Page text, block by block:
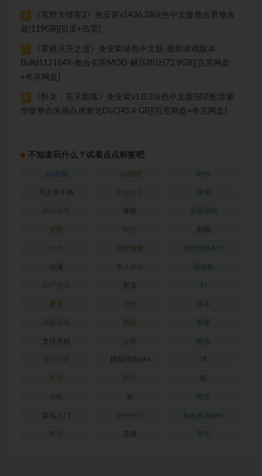
6
《荒野大镖客2》免安装v1436.28绿色中文版整合置修改
器[119GB][百度+迅雷]
7
《霍格沃茨之遗》免安装绿色中文版-最新游戏版本
Build1121649-整合实用MOD-解压即玩[72.9GB][百度网盘
+夸克网盘]
8
《卧龙：苍天陨落》免安装v1.0.2绿色中文版国语配音豪
华版整合朱雀白虎青龙DLC[45.4 GB][百度网盘+夸克网盘]
不知道玩什么？试着点点标签吧
2D画面 3D画面 RPG
不支持手柄 休闲
体验 全部游戏
冒险 剧情
动作冒险 动作游戏ACT
动漫 回合制
射击 幻
建造 战斗
挑战 探索
支持手柄 模拟
模拟经营SIM 球
生存 程
索 经营
菜鸟入门 角色扮演RPG
选择 音乐